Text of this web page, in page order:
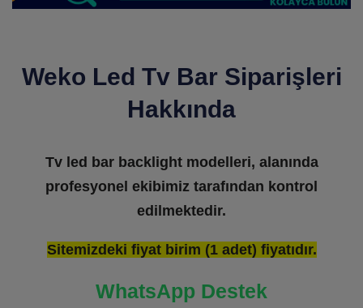
Weko Led Tv Bar Siparişleri
Hakkında
Tv led bar backlight modelleri, alanında
profesyonel ekibimiz tarafından kontrol
edilmektedir.
Sitemizdeki fiyat birim (1 adet) fiyatıdır.
WhatsApp Destek